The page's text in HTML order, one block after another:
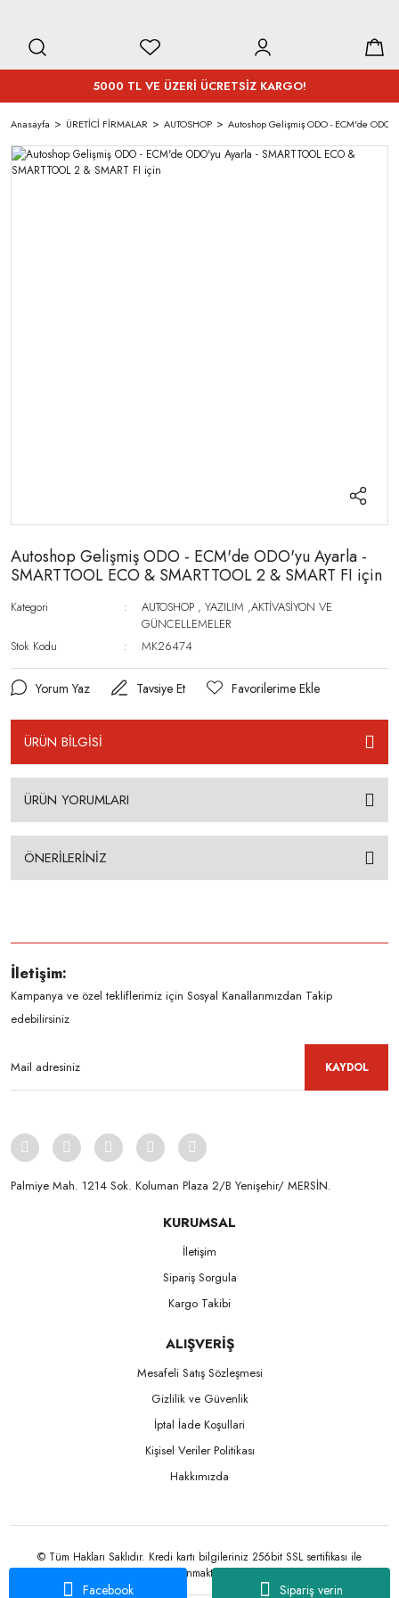
Sipariş verin
Facebook
5000 TL VE ÜZERİ ÜCRETSİZ KARGO!
Anasayfa ÜRETİCİ FİRMALAR AUTOSHOP Autoshop Gelişmiş ODO - ECM'de
Autoshop Gelişmiş ODO - ECM'de ODO'yu Ayarla -
SMARTTOOL ECO & SMARTTOOL 2 & SMART FI için
Kategori AUTOSHOP ,YAZILIM ,AKTİVASİYON VE
GÜNCELLEMELER
Stok Kodu
MK26474
Yorum Yaz Tavsiye Et
ÜRÜN BİLGİSİ
ÜRÜN YORUMLARI
ÖNERİLERİNİZ
İletişim:
Kampanya ve özel tekliflerimiz için Sosyal Kanallarımızdan Takip
edebilirsiniz
KAYDOL
Palmiye Mah. 1214 Sok. Koluman Plaza 2/B Yenişehir/ MERSİN.ㅤㅤㅤㅤㅤㅤㅤㅤㅤㅤㅤㅤㅤㅤㅤㅤㅤㅤㅤㅤㅤㅤㅤㅤㅤㅤㅤㅤㅤㅤㅤㅤㅤㅤㅤ ㅤㅤㅤㅤㅤㅤㅤㅤㅤㅤ
KURUMSAL
İletişim
Sipariş Sorgula
Kargo Takibi
ALIŞVERİŞ
Mesafeli Satış Sözleşmesi
Gizlilik ve Güvenlik
İptal İade Koşullari
Kişisel Veriler Politikası
Hakkımızda
© Tüm Hakları Saklıdır. Kredi kartı bilgileriniz 256bit SSL sertifikası ile
korunmaktadır.